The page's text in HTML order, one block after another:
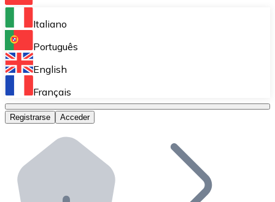
Bitnovo Ramp
Integra nuestra solución en tu plataforma.
Bitnovo Giftcards
Bitnovo OTC
Bitnovo ATM
Integra un ATM Bitnovo en tu negocio y permite que
Bitnovo API
Italiano
Português
English
Français
Registrarse Acceder